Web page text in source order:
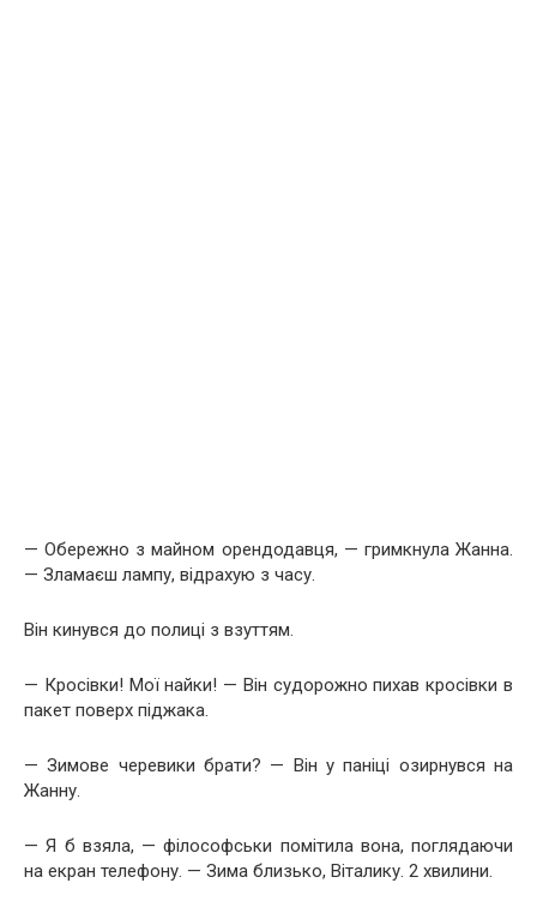
— Обережно з майном орендодавця, — гримкнула Жанна.
— Зламаєш лампу, відрахую з часу.
Він кинувся до полиці з взуттям.
— Кросівки! Мої найки! — Він судорожно пихав кросівки в
пакет поверх піджака.
— Зимове черевики брати? — Він у паніці озирнувся на
Жанну.
— Я б взяла, — філософськи помітила вона, поглядаючи
на екран телефону. — Зима близько, Віталику. 2 хвилини.